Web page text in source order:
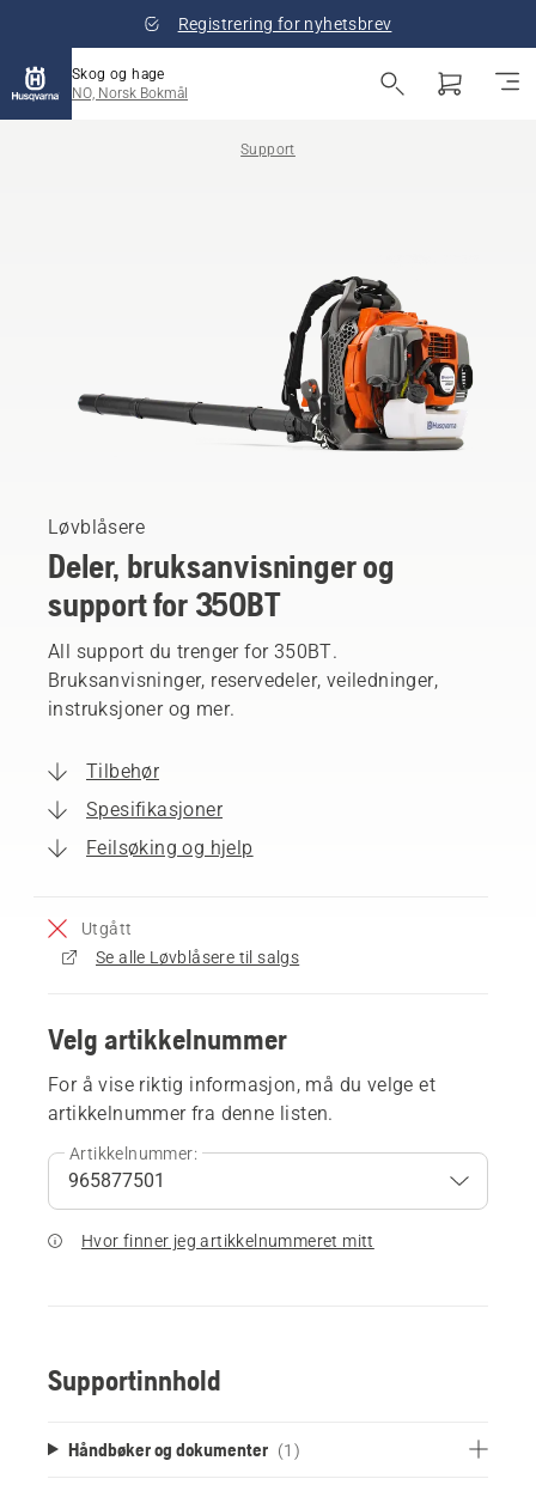
Registrering for nyhetsbrev
Skog og hage
NO, Norsk Bokmål
Support
Løvblåsere
Deler, bruksanvisninger og
support for 350BT
All support du trenger for 350BT.
Bruksanvisninger, reservedeler, veiledninger,
instruksjoner og mer.
Tilbehør
Spesifikasjoner
Feilsøking og hjelp
Utgått
Se alle Løvblåsere til salgs
Velg artikkelnummer
For å vise riktig informasjon, må du velge et
artikkelnummer fra denne listen.
Artikkelnummer:
Hvor finner jeg artikkelnummeret mitt
Supportinnhold
Håndbøker og dokumenter (1)